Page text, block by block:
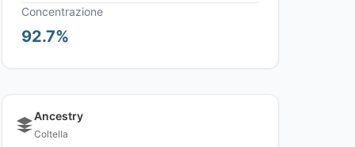
Concentrazione
92.7%
Ancestry
Coltella